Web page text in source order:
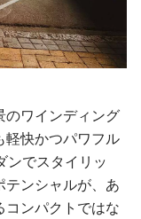
のワインディング
軽快かつパワフル
ンでスタイリッ
テンシャルが、あ
コンパクトではな